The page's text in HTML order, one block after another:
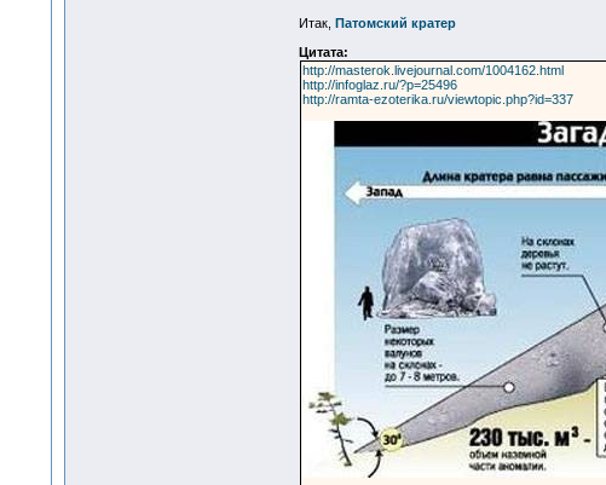
Итак,
Патомский кратер
Цитата:
http://masterok.livejournal.com/1004162.html
http://infoglaz.ru/?p=25496
http://ramta-ezoterika.ru/viewtopic.php?id=337